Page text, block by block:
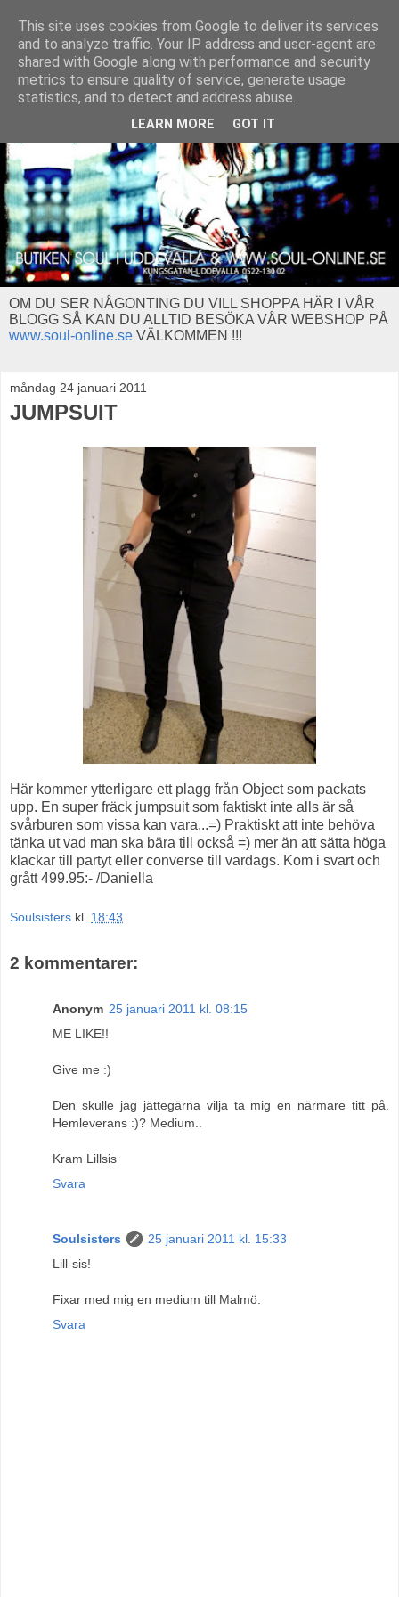
OM DU SER NÅGONTING DU VILL SHOPPA HÄR I VÅR
BLOGG SÅ KAN DU ALLTID BESÖKA VÅR WEBSHOP PÅ
www.soul-online.se VÄLKOMMEN !!!
måndag 24 januari 2011
JUMPSUIT
Här kommer ytterligare ett plagg från Object som packats
upp. En super fräck jumpsuit som faktiskt inte alls är så
svårburen som vissa kan vara...=) Praktiskt att inte behöva
tänka ut vad man ska bära till också =) mer än att sätta höga
klackar till partyt eller converse till vardags. Kom i svart och
grått 499.95:- /Daniella
Soulsisters kl. 18:43
2 kommentarer:
Anonym 25 januari 2011 kl. 08:15
ME LIKE!!
Give me :)
Den skulle jag jättegärna vilja ta mig en närmare titt på.
Hemleverans :)? Medium..
Kram Lillsis
Svara
Soulsisters
25 januari 2011 kl. 15:33
Lill-sis!
Fixar med mig en medium till Malmö.
Svara
This site uses cookies from Google to deliver its services
and to analyze traffic. Your IP address and user-agent are
shared with Google along with performance and security
metrics to ensure quality of service, generate usage
statistics, and to detect and address abuse.
LEARN MORE GOT IT